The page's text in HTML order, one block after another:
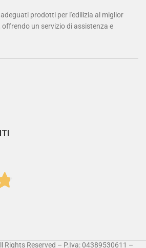
prodotti per l'edilizia al miglior
un servizio di assistenza e
Rights Reserved – P.Iva: 04389530611 –